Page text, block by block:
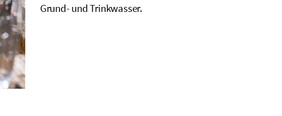
Grund- und Trinkwasser.